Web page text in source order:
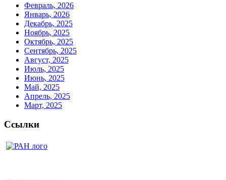
Февраль, 2026
Январь, 2026
Декабрь, 2025
Ноябрь, 2025
Октябрь, 2025
Сентябрь, 2025
Август, 2025
Июль, 2025
Июнь, 2025
Май, 2025
Апрель, 2025
Март, 2025
Ссылки